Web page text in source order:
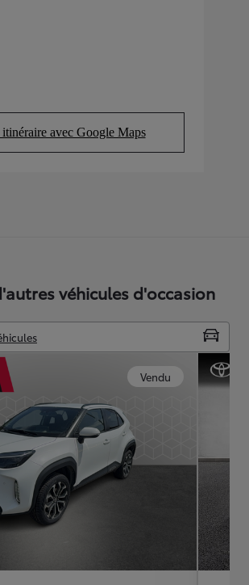
avec Google Maps
(Opens in new tab)
véhicules d'occasion
Vendu